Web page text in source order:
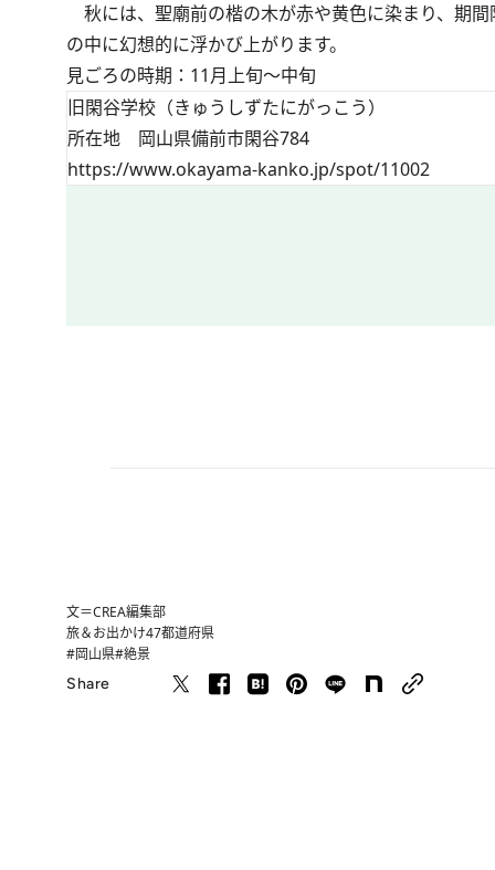
秋には、聖廟前の楷の木が赤や黄色に染まり、期
の中に幻想的に浮かび上がります。
見ごろの時期：11月上旬～中旬
旧閑谷学校（きゅうしずたにがっこう）
所在地 岡山県備前市閑谷784
https://www.okayama-kanko.jp/spot/11002
文＝CREA編集部
旅＆お出かけ47都道府県
#岡山県#絶景
Share